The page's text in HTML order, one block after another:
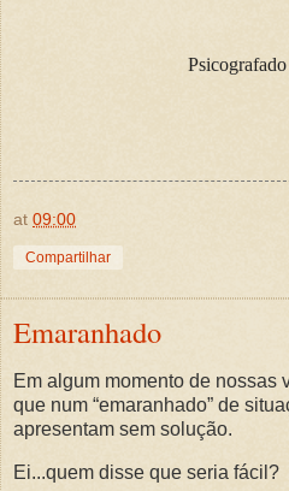
at 09:00
Compartilhar
Emaranhado
Em algum momento de nossas
que num “emaranhado” de
apresentam sem solução.
Ei...quem disse que seria fácil?